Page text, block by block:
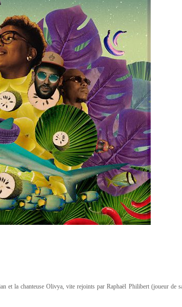
et la chanteuse Olivya, vite rejoints par Raphaël Philibert (joueur de